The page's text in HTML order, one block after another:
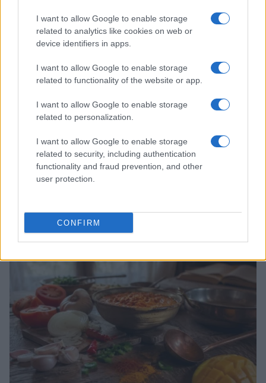
I want to allow Google to enable storage
related to analytics like cookies on web or
device identifiers in apps.
I want to allow Google to enable storage
related to functionality of the website or app.
I want to allow Google to enable storage
related to personalization.
I want to allow Google to enable storage
related to security, including authentication
functionality and fraud prevention, and other
user protection.
CONFIRM
RECETAS
Lucía Fernández · 4 Ago 2026